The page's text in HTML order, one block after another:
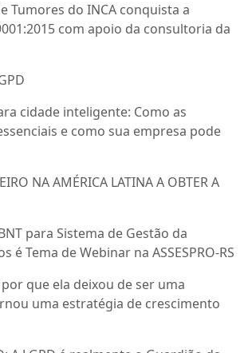
Tumores do INCA conquista a
com apoio da consultoria da
cidade inteligente: Como as
e como sua empresa pode
NA AMÉRICA LATINA A OBTER A
para Sistema de Gestão da
é Tema de Webinar na ASSESPRO-RS
por que ela deixou de ser uma
uma estratégia de crescimento